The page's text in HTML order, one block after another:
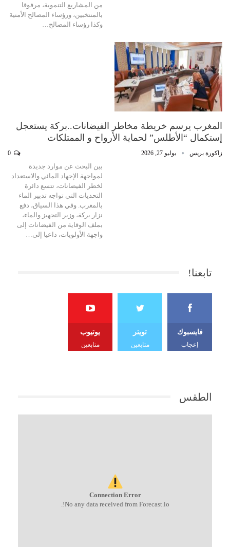
من المشاريع التنموية، مرفوقا
بالمنتخبين، ورؤساء المصالح الأمنية
وكذا رؤساء المصالح…
المغرب يرسم خريطة مخاطر الفيضانات..بركة يستعجل
إستكمال “الأطلس” لحماية الأرواح و الممتلكات
زاكورة بريس يوليو 27, 2026
بين البحث عن موارد جديدة
لمواجهة الإجهاد المائي والاستعداد
لخطر الفيضانات، تتسع دائرة
التحديات التي تواجه تدبير الماء
بالمغرب. وفي هذا السياق، دفع
نزار بركة، وزير التجهيز والماء،
بملف الوقاية من الفيضانات إلى
واجهة الأولويات، داعيا إلى…
تابعنا!
فايسبوك
إعجاب
تويتر
متابعين
يوتيوب
متابعين
الطقس
Connection Error
No any data received from Forecast.io!.